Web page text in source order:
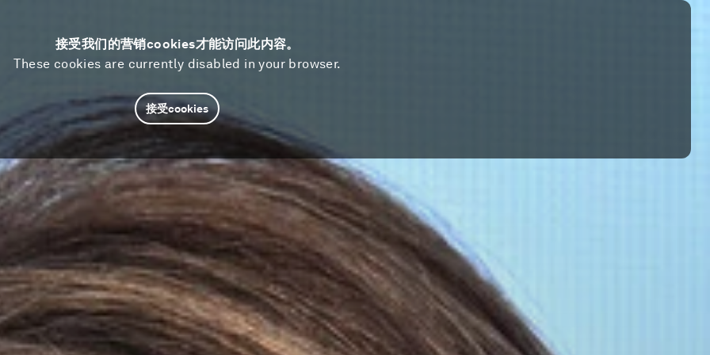
接受我们的营销cookies才能访问此内容。
These cookies are currently disabled in your browser.
接受cookies